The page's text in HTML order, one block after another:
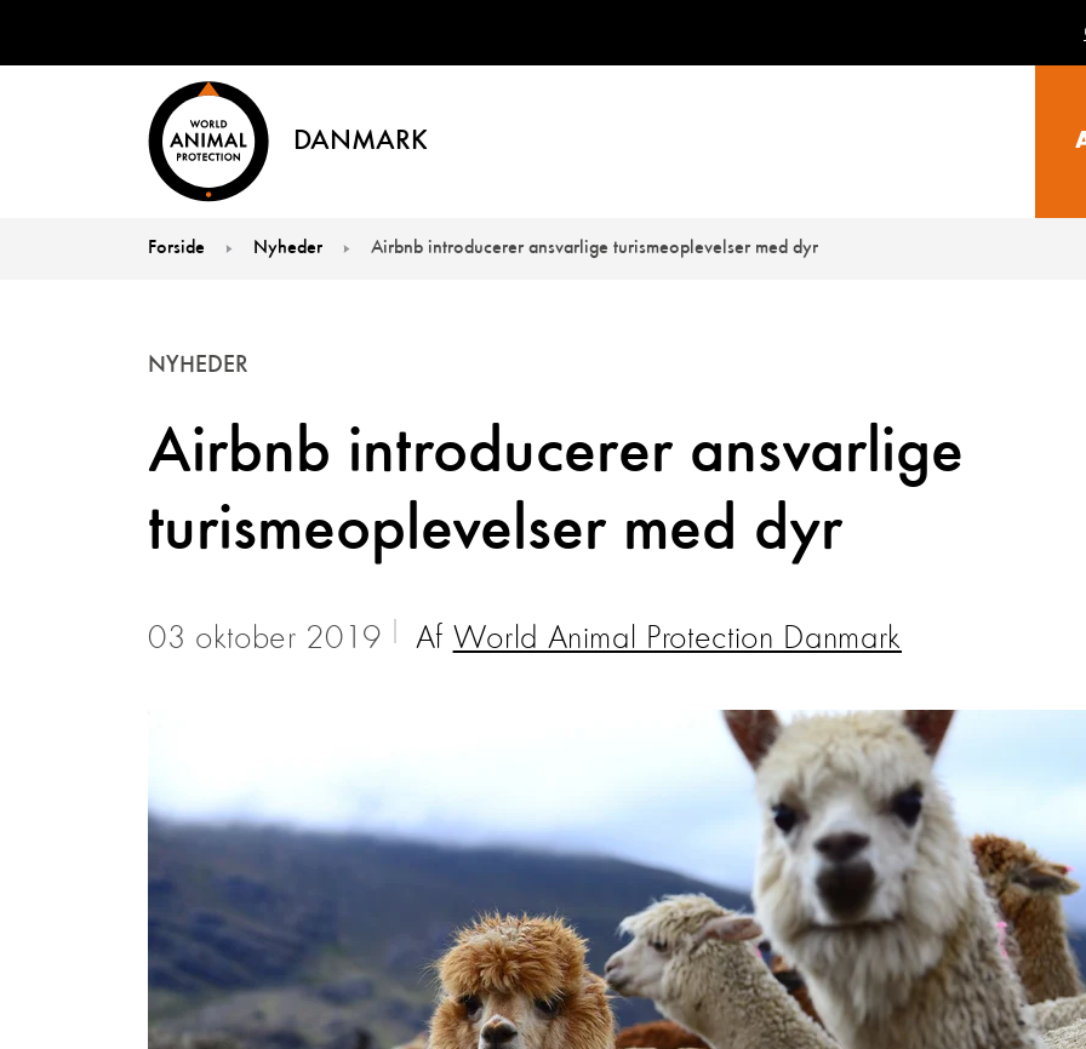
DANMARK
Forside Nyheder Airbnb introducerer ansvarlige turismeoplevelser med dyr
Airbnb introducerer ansvarlige
turismeoplevelser med dyr
NYHEDER
03 oktober 2019 Af World Animal Protection Danmark